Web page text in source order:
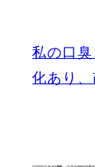
私の口
化あり